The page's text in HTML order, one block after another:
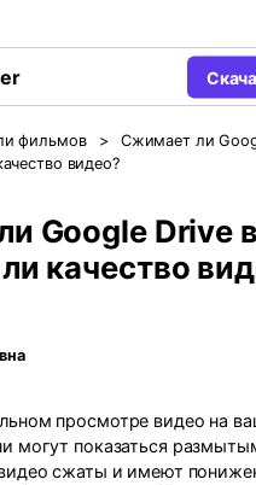
для Windows
для Mac
Сетей
видеоурок и узнайте, как
Sign
фильмов >
Сжимает ли
видео?
Google Drive
качество
просмотре видео на
могут показаться
сжаты и имеют